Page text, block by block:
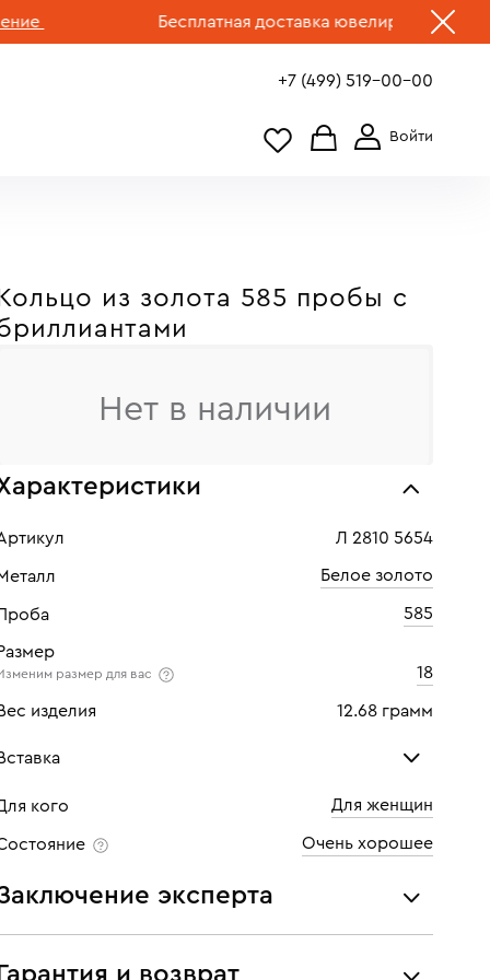
Бесплатная доставка ювелирных изделий
+7 (499) 519-00-00
Кольцо из золота 585 пробы c
Нет в наличии
Л 2810 5654
Белое золото
585
размер для вас 18
изделия 12.68 грамм
Бриллиант
Количество 82 шт
Каратность 0,82
кого Для женщин
Очень хорошее
эксперта
украшения проходят экспертизу подлинности и
характеристикам ювелирных изделий,
Гарантия и возврат